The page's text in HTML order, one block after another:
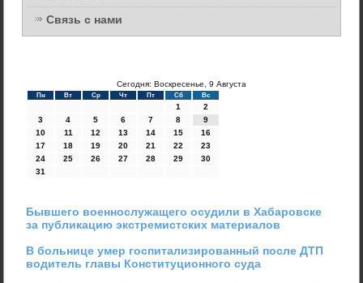
Связь с нами
Сегодня: Воскресенье, 9 Августа
Пн Вт Ср Чт Пт Сб Вс
1
2
3
4 5 6 7 8
9
10
11 12 13 14 15
16
17
18 19 20 21 22
23
24
25 26 27 28 29
30
31
Бывшего военнослужащего осудили в Хабаровске
за публикацию экстремистских материалов
В больнице умер госпитализированный после ДТП
водитель главы Конституционного суда